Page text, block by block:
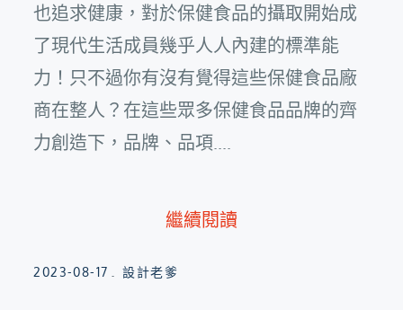
也追求健康，對於保健食品的攝取開始成
了現代生活成員幾乎人人內建的標準能
力！只不過你有沒有覺得這些保健食品廠
商在整人？在這些眾多保健食品品牌的齊
力創造下，品牌、品項....
繼續閱讀
Posted
2023-08-17 設計老爹